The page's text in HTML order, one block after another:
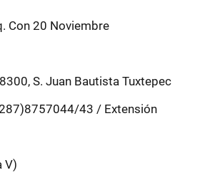
Con 20 Noviembre
S. Juan Bautista Tuxtepec
43 / Extensión
V)